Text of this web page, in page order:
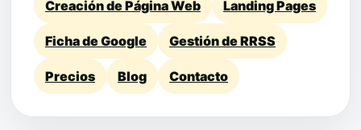
Creación de Página Web Landing Pages
Ficha de Google Gestión de RRSS
Precios Blog Contacto